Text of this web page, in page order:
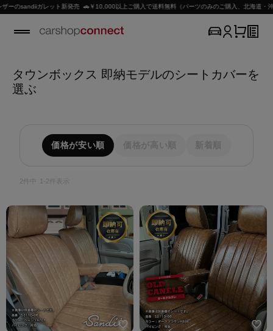
sandiiガレット新発売 🚗￥10,000以上ご購入で送料無料（パーツのみのご購入、北海道・沖縄
タウンボックス 即納モデルのシートカバーを
選ぶ
価格が安い順 価格が高い順 新着順
2件中 -2件表示